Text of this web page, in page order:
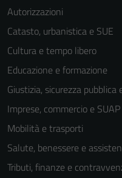
Autorizzazioni
Catasto, urbanistica e SUE
Cultura e tempo libero
Educazione e formazione
Giustizia, sicurezza
Imprese, commercio e SUAP
Mobilità e trasporti
Salute, benessere e
Tributi, finanze e